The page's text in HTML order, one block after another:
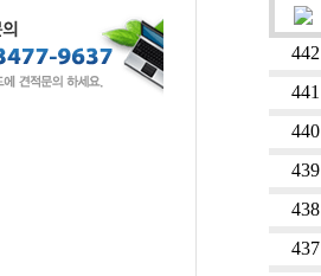
442
441
440
439
438
437